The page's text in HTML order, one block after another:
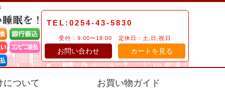
TEL:0254-43-5830
受付：9:00〜18:00 定休日：土,日,祝日
お問い合わせ カートを見る
について お買い物ガイド